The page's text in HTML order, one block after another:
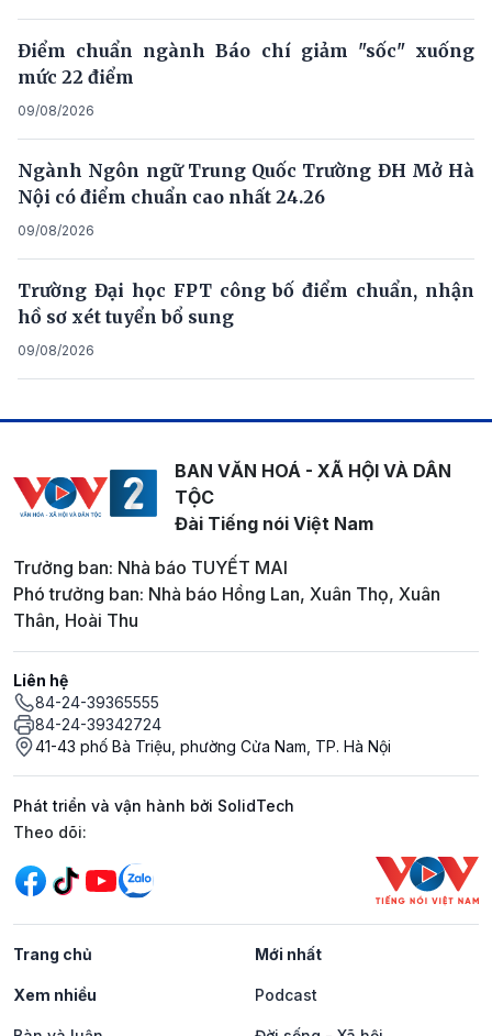
Điểm chuẩn ngành Báo chí giảm "sốc" xuống
mức 22 điểm
09/08/2026
Ngành Ngôn ngữ Trung Quốc Trường ĐH Mở Hà
Nội có điểm chuẩn cao nhất 24.26
09/08/2026
Trường Đại học FPT công bố điểm chuẩn, nhận
hồ sơ xét tuyển bổ sung
09/08/2026
BAN VĂN HOÁ - XÃ HỘI VÀ DÂN
TỘC
Đài Tiếng nói Việt Nam
Trưởng ban: Nhà báo TUYẾT MAI
Phó trưởng ban: Nhà báo Hồng Lan, Xuân Thọ, Xuân
Thân, Hoài Thu
Liên hệ
84-24-39365555
84-24-39342724
41-43 phố Bà Triệu, phường Cửa Nam, TP. Hà Nội
Phát triển và vận hành bởi SolidTech
Mạng xã hội
Theo dõi:
Trang chủ Mới nhất
Xem nhiều Podcast